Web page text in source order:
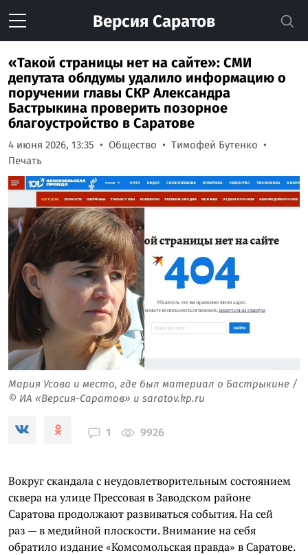
Версия Саратов
«Такой страницы нет на сайте»: СМИ
депутата облдумы удалило информацию о
поручении главы СКР Александра
Бастрыкина проверить позорное
благоустройство в Саратове
4 июня 2026, 13:35 Общество
Тимофей Бутенко
Печать
Мария Усова и место, где был материал о Бастрыкине /
© ИА «Версия-Саратов» и saratov.kp.ru
1 9926
Вокруг скандала с неудовлетворительным состоянием
сквера на улице Прессовая в Заводском районе
Саратова продолжают развиваться события. На сей
раз — в медийной плоскости. Внимание на себя
обратило издание «Комсомольская правда» в Саратове.